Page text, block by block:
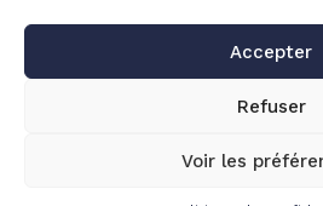
Accepter
Refuser
Voir les